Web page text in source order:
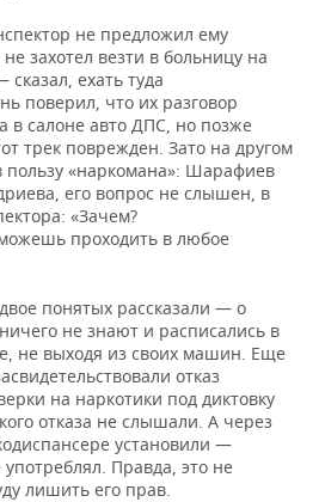
не предложил ему
захотел везти в больницу на
ехать туда
поверил, что их разговор
в салоне авто ДПС, но позже
трек поврежден. Зато на другом
пользу «наркомана»: Шарафиев
его вопрос не слышен, в
«Зачем?
проходить в любое
понятых рассказали — о
не знают и расписались в
не выходя из своих машин. Еще
отказ
на наркотики под диктовку
отказа не слышали. А через
установили —
Правда, это не
лишить его прав.